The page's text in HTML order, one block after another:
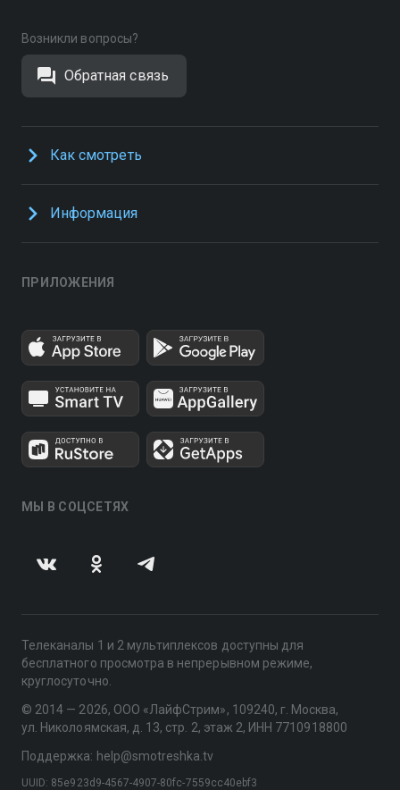
Возникли вопросы?
Обратная связь
Как смотреть
Информация
ПРИЛОЖЕНИЯ
МЫ В СОЦСЕТЯХ
Телеканалы 1 и 2 мультиплексов доступны для
бесплатного просмотра в непрерывном режиме,
круглосуточно.
© 2014 — 2026, ООО «ЛайфСтрим», 109240, г. Москва,
ул. Николоямская, д. 13, стр. 2, этаж 2, ИНН 7710918800
Поддержка: help@smotreshka.tv
UUID: 85e923d9-4567-4907-80fc-7559cc40ebf3